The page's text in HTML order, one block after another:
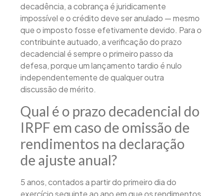
decadência, a cobrança é juridicamente
impossível e o crédito deve ser anulado — mesmo
que o imposto fosse efetivamente devido. Para o
contribuinte autuado, a verificação do prazo
decadencial é sempre o primeiro passo da
defesa, porque um lançamento tardio é nulo
independentemente de qualquer outra
discussão de mérito.
Qual é o prazo decadencial do
IRPF em caso de omissão de
rendimentos na declaração
de ajuste anual?
5 anos, contados a partir do primeiro dia do
exercício seguinte ao ano em que os rendimentos